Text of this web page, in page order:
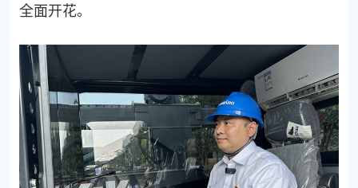
全面开花。